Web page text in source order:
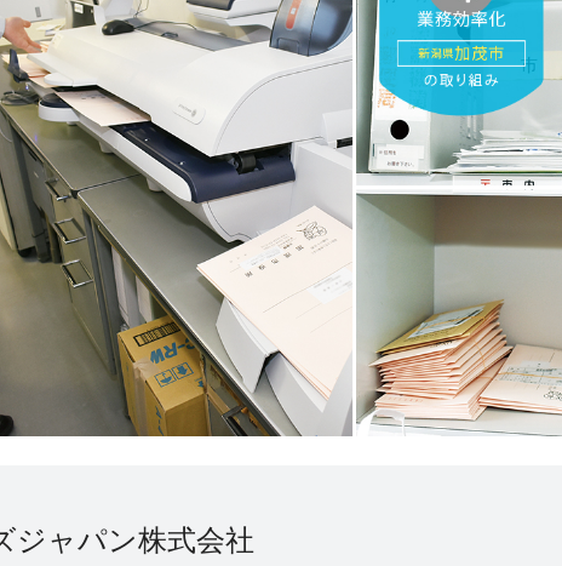
ジャパン株式会社